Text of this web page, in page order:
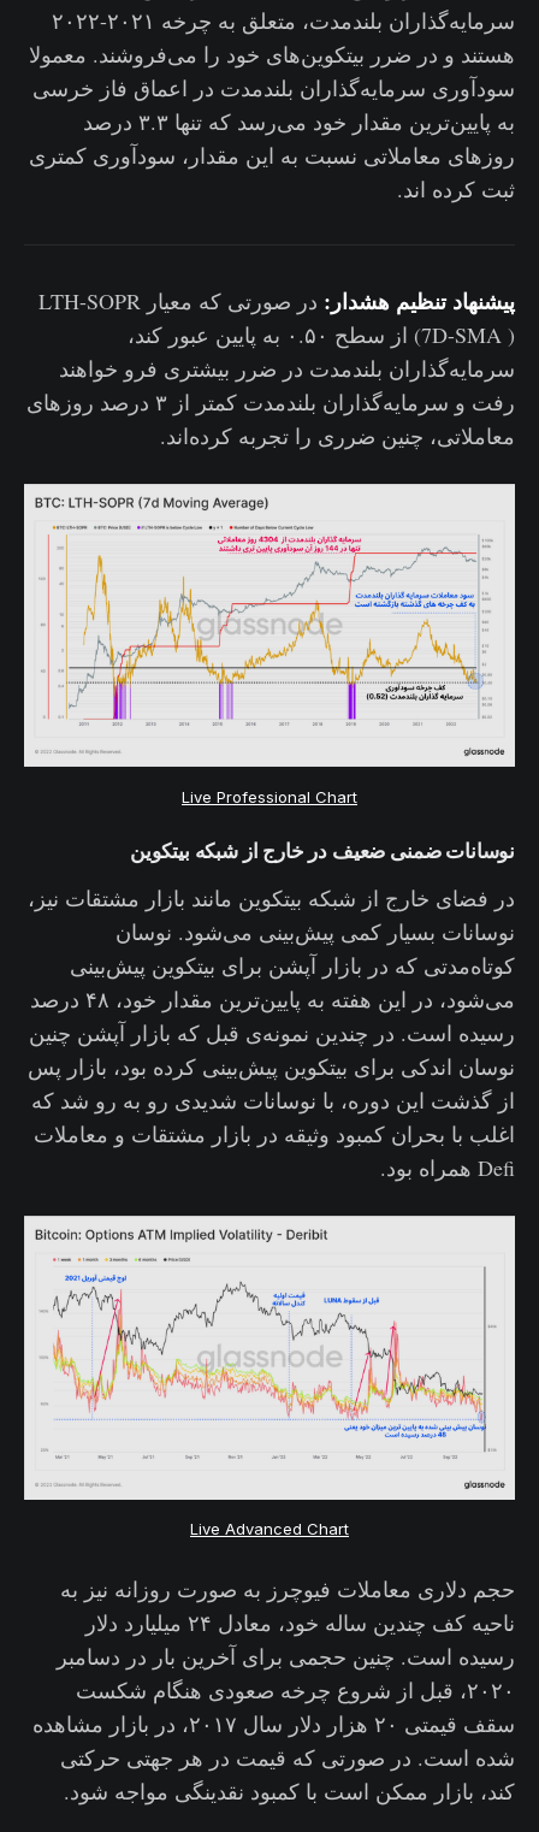
سرمایه‌گذاران بلندمدت، متعلق به چرخه ۲۰۲۱-۲۰۲۲
هستند و در ضرر بیتکوین‌های خود را می‌فروشند. معمولا
سودآوری سرمایه‌گذاران بلندمدت در اعماق فاز خرسی
به پایین‌ترین مقدار خود می‌رسد که تنها ۳.۳ درصد
روزهای معاملاتی نسبت به این مقدار، سودآوری کمتری
ثبت کرده اند.
پیشنهاد تنظیم هشدار:
در صورتی که معیار LTH-SOPR
(7D-SMA ) از سطح ۰.۵۰ به پایین عبور کند،
سرمایه‌گذاران بلندمدت در ضرر بیشتری فرو خواهند
رفت و سرمایه‌گذاران بلندمدت کمتر از ۳ درصد روزهای
معاملاتی، چنین ضرری را تجربه کرده‌اند.
Live Professional Chart
نوسانات ضمنی ضعیف در خارج از شبکه بیتکوین
در فضای خارج از شبکه بیتکوین مانند بازار مشتقات نیز،
نوسانات بسیار کمی پیش‌بینی می‌شود. نوسان
کوتاه‌مدتی که در بازار آپشن برای بیتکوین پیش‌بینی
می‌شود، در این هفته به پایین‌ترین مقدار خود، ۴۸ درصد
رسیده است. در چندین نمونه‌ی قبل که بازار آپشن چنین
نوسان اندکی برای بیتکوین پیش‌بینی کرده بود، بازار پس
از گذشت این دوره، با نوسانات شدیدی رو به رو شد که
اغلب با بحران کمبود وثیقه در بازار مشتقات و معاملات
Defi همراه بود.
Live Advanced Chart
حجم دلاری معاملات فیوچرز به صورت روزانه نیز به
ناحیه کف چندین ساله خود، معادل ۲۴ میلیارد دلار
رسیده است. چنین حجمی برای آخرین بار در دسامبر
۲۰۲۰، قبل از شروع چرخه صعودی هنگام شکست
سقف قیمتی ۲۰ هزار دلار سال ۲۰۱۷، در بازار مشاهده
شده است. در صورتی که قیمت در هر جهتی حرکتی
کند، بازار ممکن است با کمبود نقدینگی مواجه شود.